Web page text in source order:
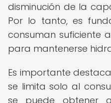
disminución de la
Por lo tanto, es
consuman suficiente
para mantenerse
Es importante
se limita solo al
se puede obtener